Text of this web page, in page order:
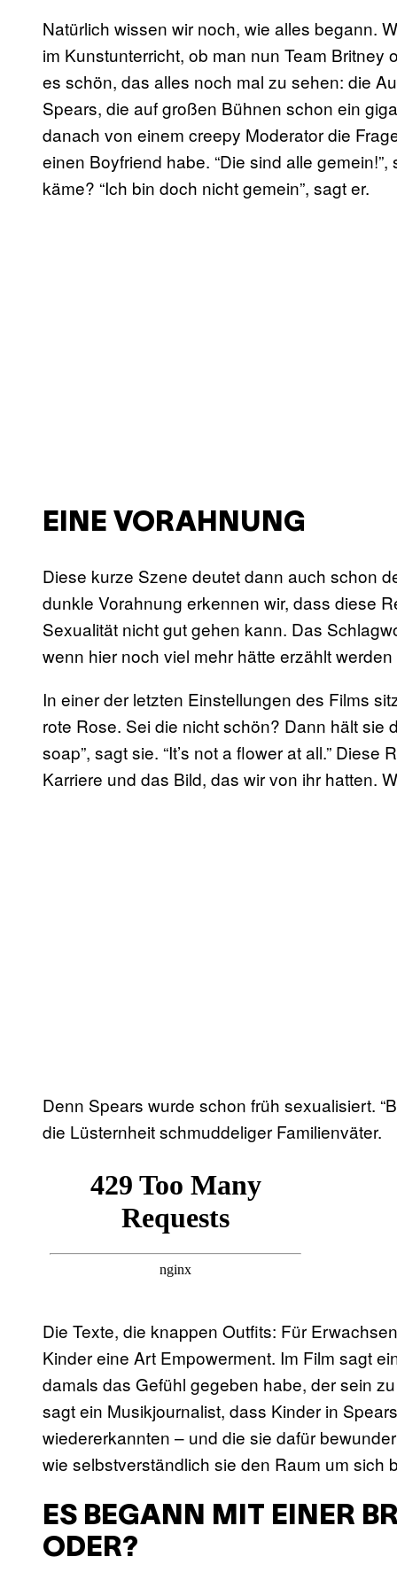
Natürlich wissen wir noch, wie alles begann.
im Kunstunterricht, ob man nun Team Britney
es schön, das alles noch mal zu sehen: die
Spears, die auf großen Bühnen schon ein
danach von einem creepy Moderator die
einen Boyfriend habe. “Die sind alle
käme? “Ich bin doch nicht gemein”, sagt er.
EINE VORAHNUNG
Diese kurze Szene deutet dann auch schon
dunkle Vorahnung erkennen wir, dass diese
Sexualität nicht gut gehen kann. Das
wenn hier noch viel mehr hätte erzählt
In einer der letzten Einstellungen des Films
rote Rose. Sei die nicht schön? Dann hält sie
soap”, sagt sie. “It’s not a flower at all.”
Karriere und das Bild, das wir von ihr hatten.
Denn Spears wurde schon früh sexualisiert.
die Lüsternheit schmuddeliger Familienväter.
Die Texte, die knappen Outfits: Für
Kinder eine Art Empowerment. Im Film sagt
damals das Gefühl gegeben habe, der sein
sagt ein Musikjournalist, dass Kinder in
wiedererkannten – und die sie dafür
wie selbstverständlich sie den Raum um sich
ES BEGANN MIT EINER
DER?